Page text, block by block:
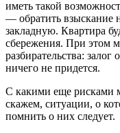
иметь такой
— обратить взыскание
закладную. Квартира
сбережения. При этом
разбирательства:
ничего не придется.
С какими еще рисками
скажем, ситуации, о
помнить о них следует.